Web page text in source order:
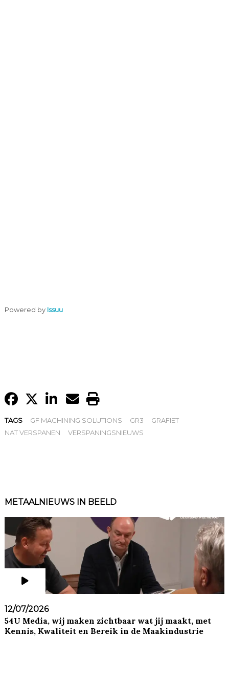
Powered by Issuu
TAGS GF MACHINING SOLUTIONS GR3
GRAFIET
NAT VERSPANEN
VERSPANINGSNIEUWS
METAALNIEUWS IN BEELD
12/07/2026
54U Media, wij maken zichtbaar wat jij maakt, met
Kennis, Kwaliteit en Bereik in de Maakindustrie